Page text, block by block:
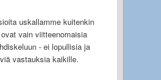
uskallamme kuitenkin
vain viitteenomaisia
- ei lopullisia ja
vastauksia kaikille.